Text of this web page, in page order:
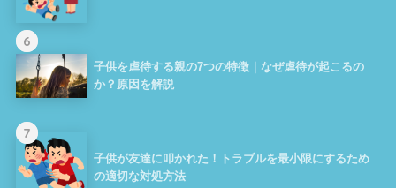
6
子供を虐待する親の7つの特徴｜なぜ虐待が起こるの
か？原因を解説
7
子供が友達に叩かれた！トラブルを最小限にするため
の適切な対処方法